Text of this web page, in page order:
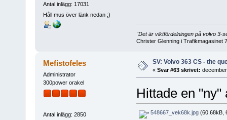
Antal inlägg: 17031
Håll mus över länk nedan ;)
"Det är viktfördelningen på volvo 3-
Christer Glenning i Trafikmagasinet
Mefistofeles
Administrator
300power orakel
Antal inlägg: 2850
SV: Volvo 363 CS - the
« Svar #63 skrivet:
Hittade en "ny"
548667_vek68k.jpg(60.68kB,